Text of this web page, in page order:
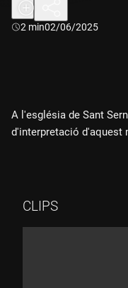
Durada:
2 min02/06/2025
A l'església de Sant
d'interpretació d'aquest
CLIPS